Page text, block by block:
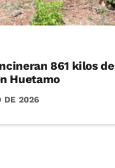
861 kilos de
Huetamo
DE 2026